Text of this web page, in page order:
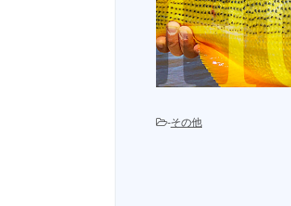
-その他